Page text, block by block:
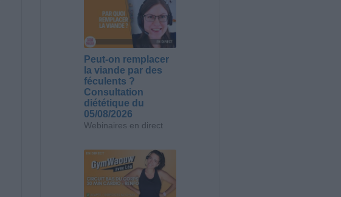
Peut-on remplacer
la viande par des
féculents ?
Consultation
diététique du
05/08/2026
Webinaires en direct